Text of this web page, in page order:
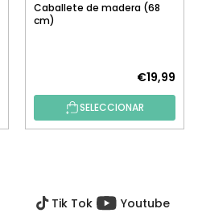
Caballete de madera (68
cm)
€19,99
SELECCIONAR
Tik Tok Youtube